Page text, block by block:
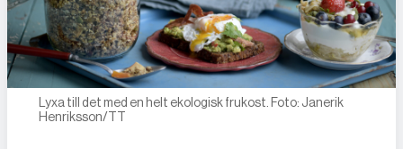
Lyxa till det med en helt ekologisk frukost. Foto: Janerik
Henriksson/TT